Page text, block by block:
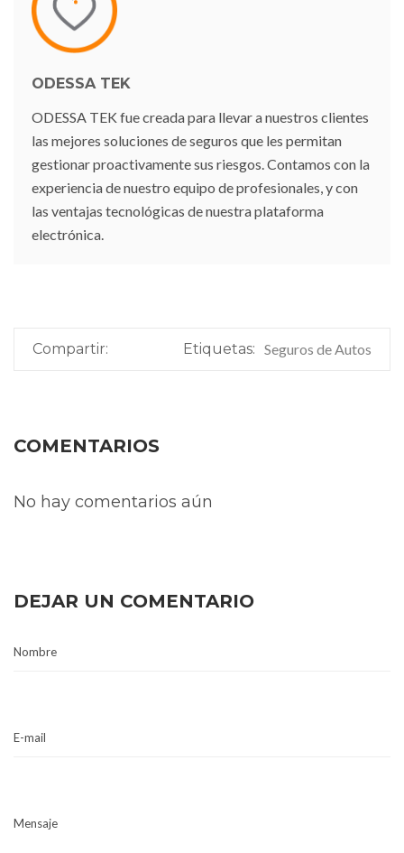
ODESSA TEK
ODESSA TEK fue creada para llevar a nuestros clientes
las mejores soluciones de seguros que les permitan
gestionar proactivamente sus riesgos. Contamos con la
experiencia de nuestro equipo de profesionales, y con
las ventajas tecnológicas de nuestra plataforma
electrónica.
Compartir: Etiquetas: Seguros de Autos
COMENTARIOS
No hay comentarios aún
DEJAR UN COMENTARIO
Nombre
E-mail
Mensaje